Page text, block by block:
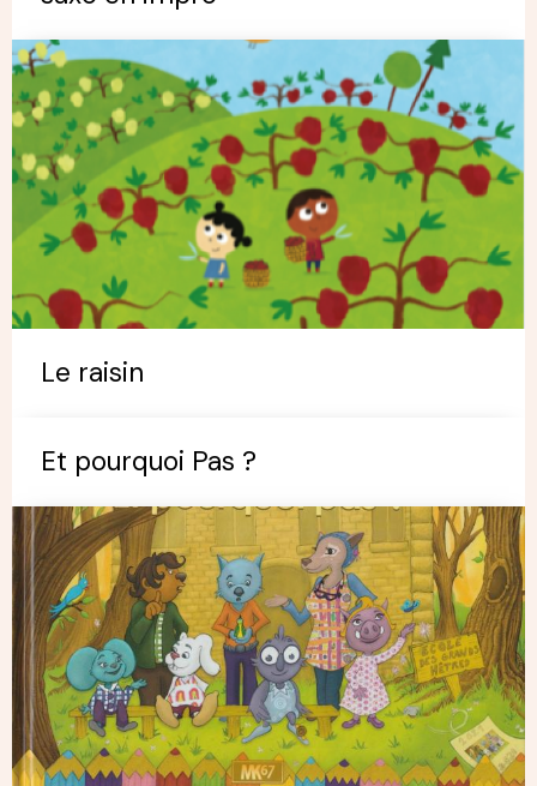
Le raisin
Et pourquoi Pas ?